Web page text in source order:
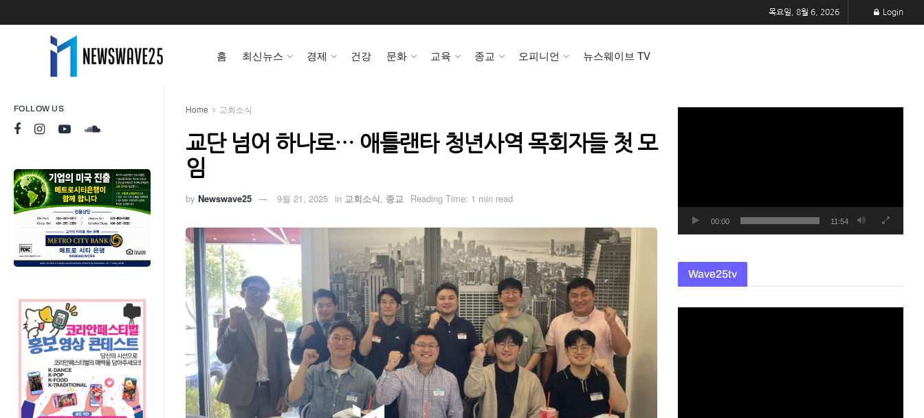
FOLLOW US
목요일, 8월 6, 2026 Login
홈 최신뉴스 경제 건강 문화 교육 종교 오피니언 뉴스웨이브 TV
Home 교회소식
교단 넘어 하나로… 애틀랜타 청년사역 목회자들 첫 모
임
by Newswave25 9월 21, 2025 in 교회소식, 종교 Reading Time: 1 min read
00:00 11:54
Wave25tv